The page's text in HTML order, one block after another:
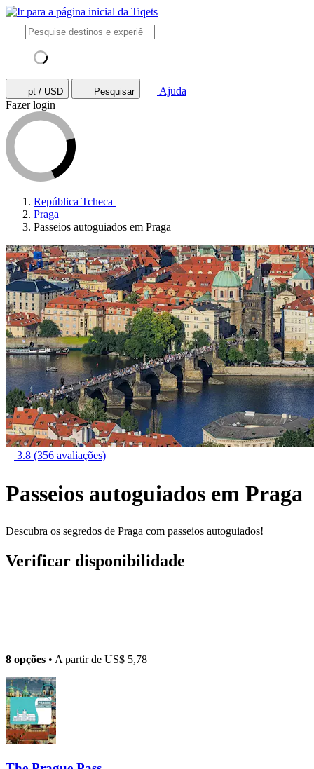
pt / USD Pesquisar
Ajuda
Fazer login
República Tcheca
Praga
Passeios autoguiados em Praga
3.8 (356 avaliações)
Passeios autoguiados em Praga
Descubra os segredos de Praga com passeios autoguiados!
Verificar disponibilidade
8 opções • A partir de US$ 5,78